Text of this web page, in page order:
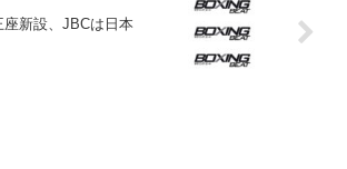
新設、JBCは日本